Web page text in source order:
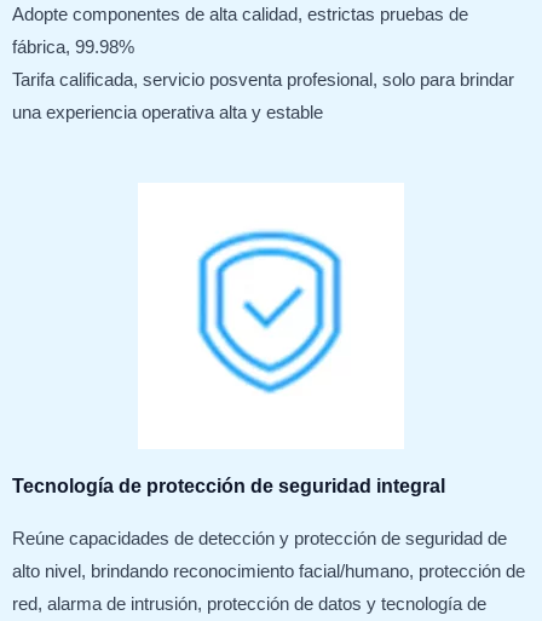
Adopte componentes de alta calidad, estrictas pruebas de
fábrica, 99.98%
Tarifa calificada, servicio posventa profesional, solo para brindar
una experiencia operativa alta y estable
Tecnología de protección de seguridad integral
Reúne capacidades de detección y protección de seguridad de
alto nivel, brindando reconocimiento facial/humano, protección de
red, alarma de intrusión, protección de datos y tecnología de